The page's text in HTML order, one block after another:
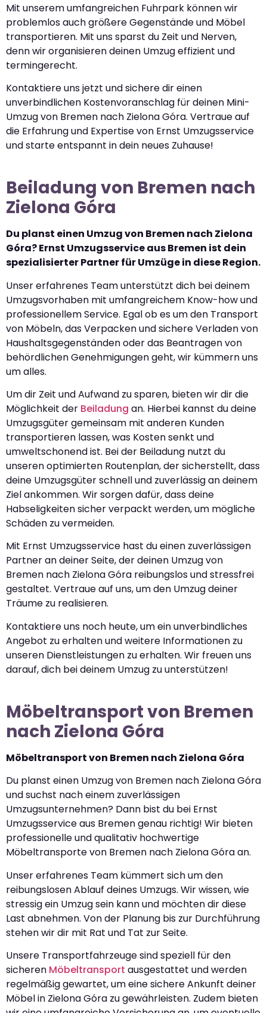
Mit unserem umfangreichen Fuhrpark können wir
problemlos auch größere Gegenstände und Möbel
transportieren. Mit uns sparst du Zeit und Nerven,
denn wir organisieren deinen Umzug effizient und
termingerecht.
Kontaktiere uns jetzt und sichere dir einen
unverbindlichen Kostenvoranschlag für deinen Mini-
Umzug von Bremen nach Zielona Góra. Vertraue auf
die Erfahrung und Expertise von Ernst Umzugsservice
und starte entspannt in dein neues Zuhause!
Beiladung von Bremen nach
Zielona Góra
Du planst einen Umzug von Bremen nach Zielona
Góra? Ernst Umzugsservice aus Bremen ist dein
spezialisierter Partner für Umzüge in diese Region.
Unser erfahrenes Team unterstützt dich bei deinem
Umzugsvorhaben mit umfangreichem Know-how und
professionellem Service. Egal ob es um den Transport
von Möbeln, das Verpacken und sichere Verladen von
Haushaltsgegenständen oder das Beantragen von
behördlichen Genehmigungen geht, wir kümmern uns
um alles.
Um dir Zeit und Aufwand zu sparen, bieten wir dir die
Möglichkeit der Beiladung an. Hierbei kannst du deine
Umzugsgüter gemeinsam mit anderen Kunden
transportieren lassen, was Kosten senkt und
umweltschonend ist. Bei der Beiladung nutzt du
unseren optimierten Routenplan, der sicherstellt, dass
deine Umzugsgüter schnell und zuverlässig an deinem
Ziel ankommen. Wir sorgen dafür, dass deine
Habseligkeiten sicher verpackt werden, um mögliche
Schäden zu vermeiden.
Mit Ernst Umzugsservice hast du einen zuverlässigen
Partner an deiner Seite, der deinen Umzug von
Bremen nach Zielona Góra reibungslos und stressfrei
gestaltet. Vertraue auf uns, um den Umzug deiner
Träume zu realisieren.
Kontaktiere uns noch heute, um ein unverbindliches
Angebot zu erhalten und weitere Informationen zu
unseren Dienstleistungen zu erhalten. Wir freuen uns
darauf, dich bei deinem Umzug zu unterstützen!
Möbeltransport von Bremen
nach Zielona Góra
Möbeltransport von Bremen nach Zielona Góra
Du planst einen Umzug von Bremen nach Zielona Góra
und suchst nach einem zuverlässigen
Umzugsunternehmen? Dann bist du bei Ernst
Umzugsservice aus Bremen genau richtig! Wir bieten
professionelle und qualitativ hochwertige
Möbeltransporte von Bremen nach Zielona Góra an.
Unser erfahrenes Team kümmert sich um den
reibungslosen Ablauf deines Umzugs. Wir wissen, wie
stressig ein Umzug sein kann und möchten dir diese
Last abnehmen. Von der Planung bis zur Durchführung
stehen wir dir mit Rat und Tat zur Seite.
Unsere Transportfahrzeuge sind speziell für den
sicheren Möbeltransport ausgestattet und werden
regelmäßig gewartet, um eine sichere Ankunft deiner
Möbel in Zielona Góra zu gewährleisten. Zudem bieten